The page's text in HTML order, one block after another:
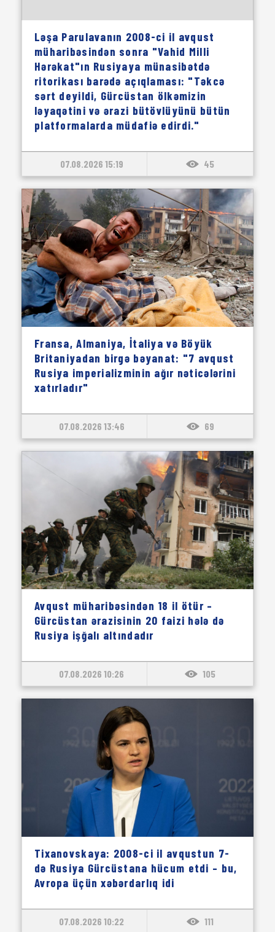
Ləşa Parulavanın 2008-ci il avqust
müharibəsindən sonra "Vahid Milli
Hərəkat"ın Rusiyaya münasibətdə
ritorikası barədə açıqlaması: "Təkcə
sərt deyildi, Gürcüstan ölkəmizin
ləyaqətini və ərazi bütövlüyünü bütün
platformalarda müdafiə edirdi."
07.08.2026 15:19 45
Fransa, Almaniya, İtaliya və Böyük
Britaniyadan birgə bəyanat: "7 avqust
Rusiya imperializminin ağır nəticələrini
xatırladır"
07.08.2026 13:46 69
Avqust müharibəsindən 18 il ötür –
Gürcüstan ərazisinin 20 faizi hələ də
Rusiya işğalı altındadır
07.08.2026 10:26 105
Tixanovskaya: 2008-ci il avqustun 7-
də Rusiya Gürcüstana hücum etdi – bu,
Avropa üçün xəbərdarlıq idi
07.08.2026 10:22 111